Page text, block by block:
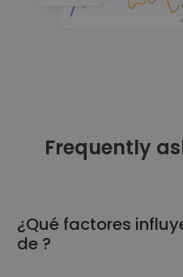
Frequently
¿Qué factores
de ?